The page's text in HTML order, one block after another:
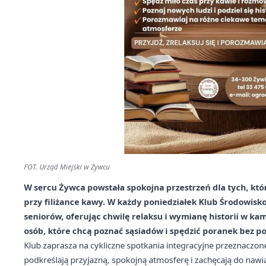
FOT. Urząd Miejski w Żywcu
W sercu Żywca powstała spokojna przestrzeń dla tych,
przy filiżance kawy. W każdy poniedziałek Klub
seniorów, oferując chwilę relaksu i wymianę historii w
osób, które chcą poznać sąsiadów i spędzić poranek bez
Klub zaprasza na cykliczne spotkania integracyjne
podkreślają przyjazną, spokojną atmosferę i zachęcają do